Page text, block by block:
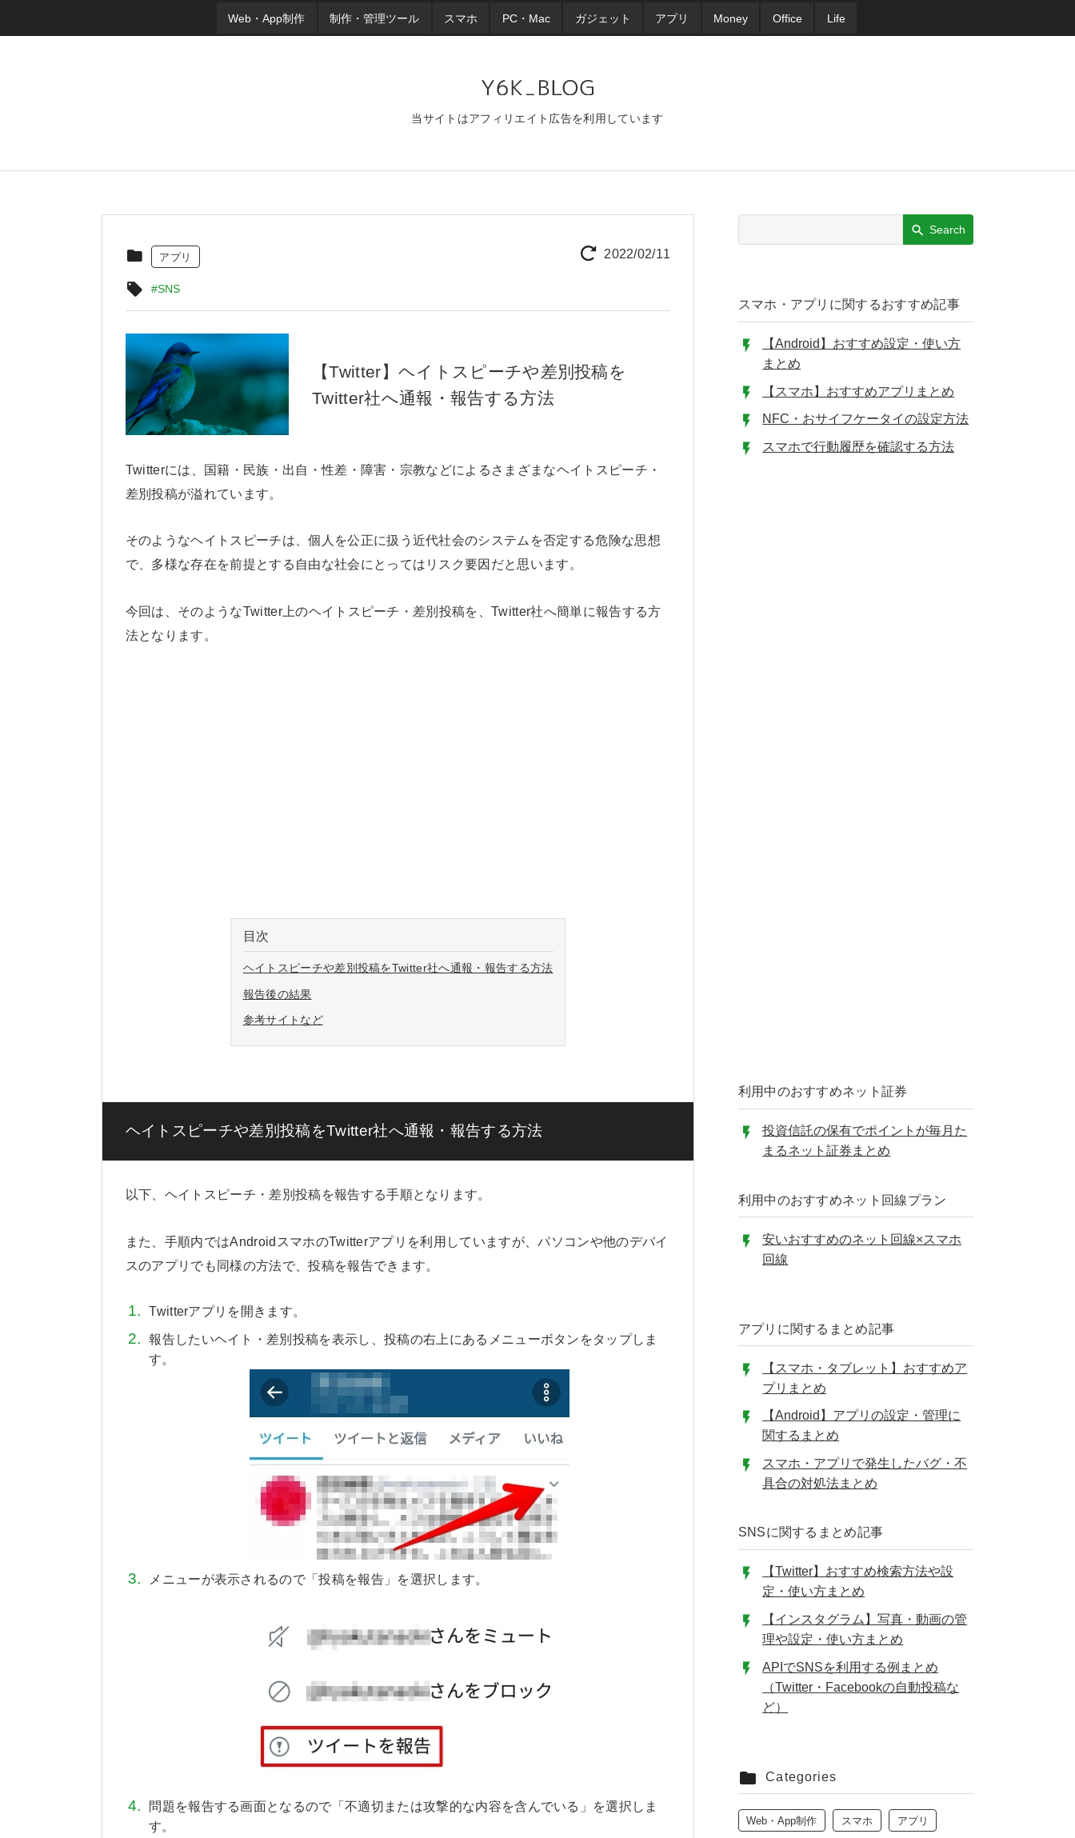
Web・App制作 制作・管理ツール スマホ PC・Mac ガジェット アプリ Money Office Life
当サイトはアフィリエイト広告を利用しています
2022/02/11
アプリ
#SNS
【Twitter】ヘイトスピーチや差別投稿を
Twitter社へ通報・報告する方法
Twitterには、国籍・民族・出自・性差・障害・宗教などによるさまざまなヘイトスピーチ・
差別投稿が溢れています。
そのようなヘイトスピーチは、個人を公正に扱う近代社会のシステムを否定する危険な思想
で、多様な存在を前提とする自由な社会にとってはリスク要因だと思います。
今回は、そのようなTwitter上のヘイトスピーチ・差別投稿を、Twitter社へ簡単に報告する方
法となります。
目次
ヘイトスピーチや差別投稿をTwitter社へ通報・報告する方法
報告後の結果
参考サイトなど
ヘイトスピーチや差別投稿をTwitter社へ通報・報告する方法
以下、ヘイトスピーチ・差別投稿を報告する手順となります。
また、手順内ではAndroidスマホのTwitterアプリを利用していますが、パソコンや他のデバイ
スのアプリでも同様の方法で、投稿を報告できます。
Twitterアプリを開きます。
報告したいヘイト・差別投稿を表示し、投稿の右上にあるメニューボタンをタップしま
す。
メニューが表示されるので「投稿を報告」を選択します。
問題を報告する画面となるので「不適切または攻撃的な内容を含んでいる」を選択しま
す。
Search
スマホ・アプリに関するおすすめ記事
【Android】おすすめ設定・使い方
まとめ
【スマホ】おすすめアプリまとめ
NFC・おサイフケータイの設定方法
スマホで行動履歴を確認する方法
利用中のおすすめネット証券
投資信託の保有でポイントが毎月た
まるネット証券まとめ
利用中のおすすめネット回線プラン
安いおすすめのネット回線×スマホ
回線
アプリに関するまとめ記事
【スマホ・タブレット】おすすめア
プリまとめ
【Android】アプリの設定・管理に
関するまとめ
スマホ・アプリで発生したバグ・不
具合の対処法まとめ
SNSに関するまとめ記事
【Twitter】おすすめ検索方法や設
定・使い方まとめ
【インスタグラム】写真・動画の管
理や設定・使い方まとめ
APIでSNSを利用する例まとめ
（Twitter・Facebookの自動投稿な
ど）
Categories
Web・App制作 スマホ アプリ